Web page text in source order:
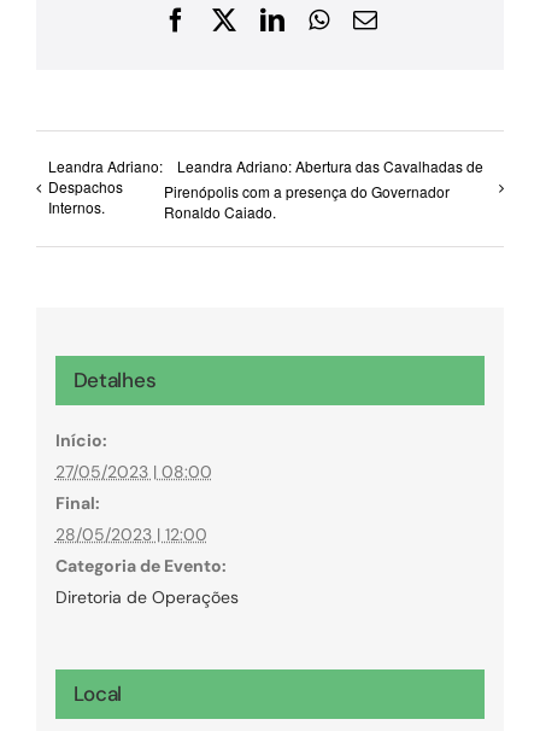
Facebook
X LinkedInWhatsApp
E-
Leandra Adriano:
Despachos
Internos.
Leandra Adriano: Abertura das Cavalhadas de
Pirenópolis com a presença do Governador
Ronaldo Caiado.
Detalhes
Início:
27/05/2023 | 08:00
Final:
28/05/2023 | 12:00
Categoria de Evento:
Diretoria de Operações
Local